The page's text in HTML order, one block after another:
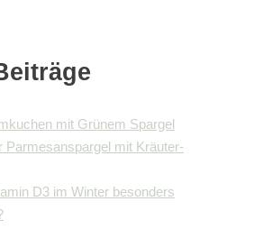
mit Grünem Spargel
Parmesanspargel mit Kräuter-
D3 im Winter besonders